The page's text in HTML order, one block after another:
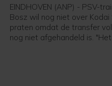
EINDHOVEN (ANP) - PSV-
Bosz wil nog niet over Kodai
praten omdat de transfer
nog niet afgehandeld is.